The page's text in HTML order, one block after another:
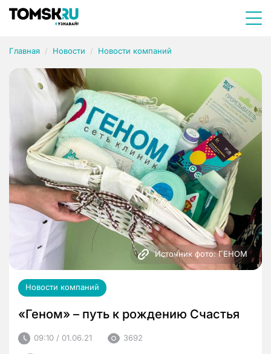
Главная Новости Новости компаний
Источник фото: ГЕНОМ
Новости компаний
«Геном» – путь к рождению Счастья
09:10 / 01.06.21 3692